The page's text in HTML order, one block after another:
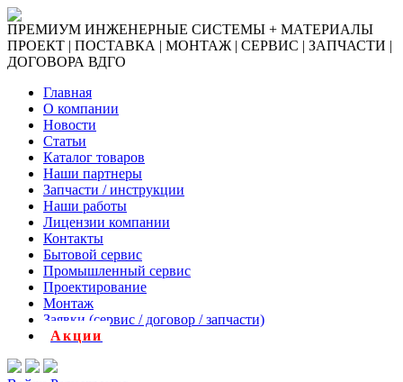
ПРЕМИУМ ИНЖЕНЕРНЫЕ СИСТЕМЫ + МАТЕРИАЛЫ
ПРОЕКТ | ПОСТАВКА | МОНТАЖ | СЕРВИС | ЗАПЧАСТИ |
ДОГОВОРА ВДГО
Главная
О компании
Новости
Статьи
Каталог товаров
Наши партнеры
Запчасти / инструкции
Наши работы
Лицензии компании
Контакты
Бытовой сервис
Промышленный сервис
Проектирование
Монтаж
Заявки (сервис / договор / запчасти)
Акции